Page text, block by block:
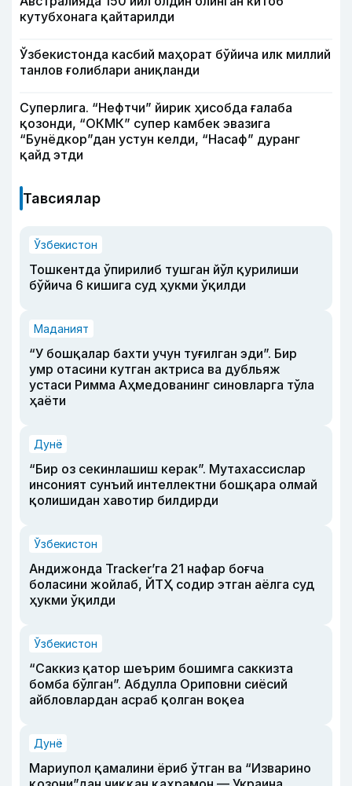
кутубхонага қайтарилди
Ўзбекистонда касбий маҳорат бўйича илк миллий
танлов ғолиблари аниқланди
Суперлига. “Нефтчи” йирик ҳисобда ғалаба
қозонди, “ОКМК” супер камбек эвазига
“Бунёдкор”дан устун келди, “Насаф” дуранг
қайд этди
Тавсиялар
Ўзбекистон
Тошкентда ўпирилиб тушган йўл қурилиши
бўйича 6 кишига суд ҳукми ўқилди
Маданият
“У бошқалар бахти учун туғилган эди”. Бир
умр отасини кутган актриса ва дубльяж
устаси Римма Аҳмедованинг синовларга тўла
ҳаёти
Дунё
“Бир оз секинлашиш керак”. Мутахассислар
инсоният сунъий интеллектни бошқара олмай
қолишидан хавотир билдирди
Ўзбекистон
Андижонда Tracker’га 21 нафар боғча
боласини жойлаб, ЙТҲ содир этган аёлга суд
ҳукми ўқилди
Ўзбекистон
“Саккиз қатор шеърим бошимга саккизта
бомба бўлган”. Абдулла Ориповни сиёсий
айбловлардан асраб қолган воқеа
Дунё
Мариупол қамалини ёриб ўтган ва “Изварино